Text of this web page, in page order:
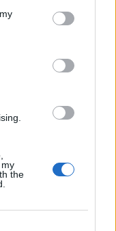
the
(La)
la Serena